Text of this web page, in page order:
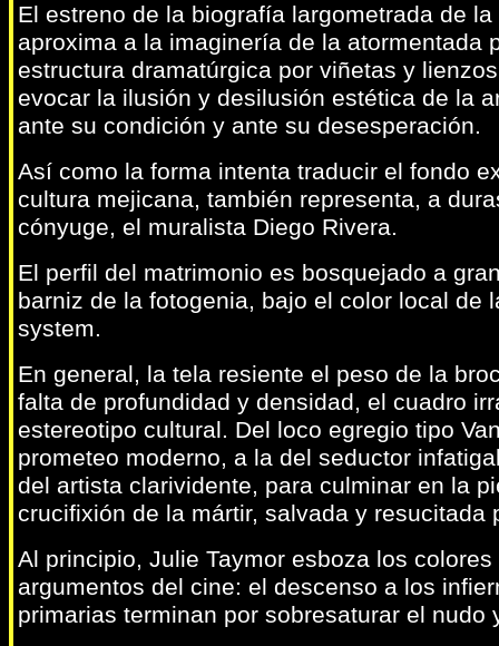
El estreno de la biografía largometrada de
aproxima a la imaginería de la atormentada
estructura dramatúrgica por viñetas y
evocar la ilusión y desilusión estética de la
ante su condición y ante su desesperación.
Así como la forma intenta traducir el fondo
cultura mejicana, también representa, a
cónyuge, el muralista Diego Rivera.
El perfil del matrimonio es bosquejado a
barniz de la fotogenia, bajo el color local
system.
En general, la tela resiente el peso de la
falta de profundidad y densidad, el cuadro
estereotipo cultural. Del loco egregio tipo
prometeo moderno, a la del seductor
del artista clarividente, para culminar en la
crucifixión de la mártir, salvada y resucitada
Al principio, Julie Taymor esboza los
argumentos del cine: el descenso a los
primarias terminan por sobresaturar el nudo